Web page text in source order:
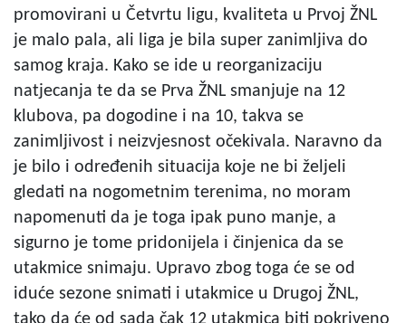
promovirani u Četvrtu ligu, kvaliteta u Prvoj ŽNL
je malo pala, ali liga je bila super zanimljiva do
samog kraja. Kako se ide u reorganizaciju
natjecanja te da se Prva ŽNL smanjuje na 12
klubova, pa dogodine i na 10, takva se
zanimljivost i neizvjesnost očekivala. Naravno da
je bilo i određenih situacija koje ne bi željeli
gledati na nogometnim terenima, no moram
napomenuti da je toga ipak puno manje, a
sigurno je tome pridonijela i činjenica da se
utakmice snimaju. Upravo zbog toga će se od
iduće sezone snimati i utakmice u Drugoj ŽNL,
tako da će od sada čak 12 utakmica biti pokriveno